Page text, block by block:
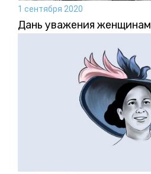
1 сентября 2020
Дань уважения женщинам